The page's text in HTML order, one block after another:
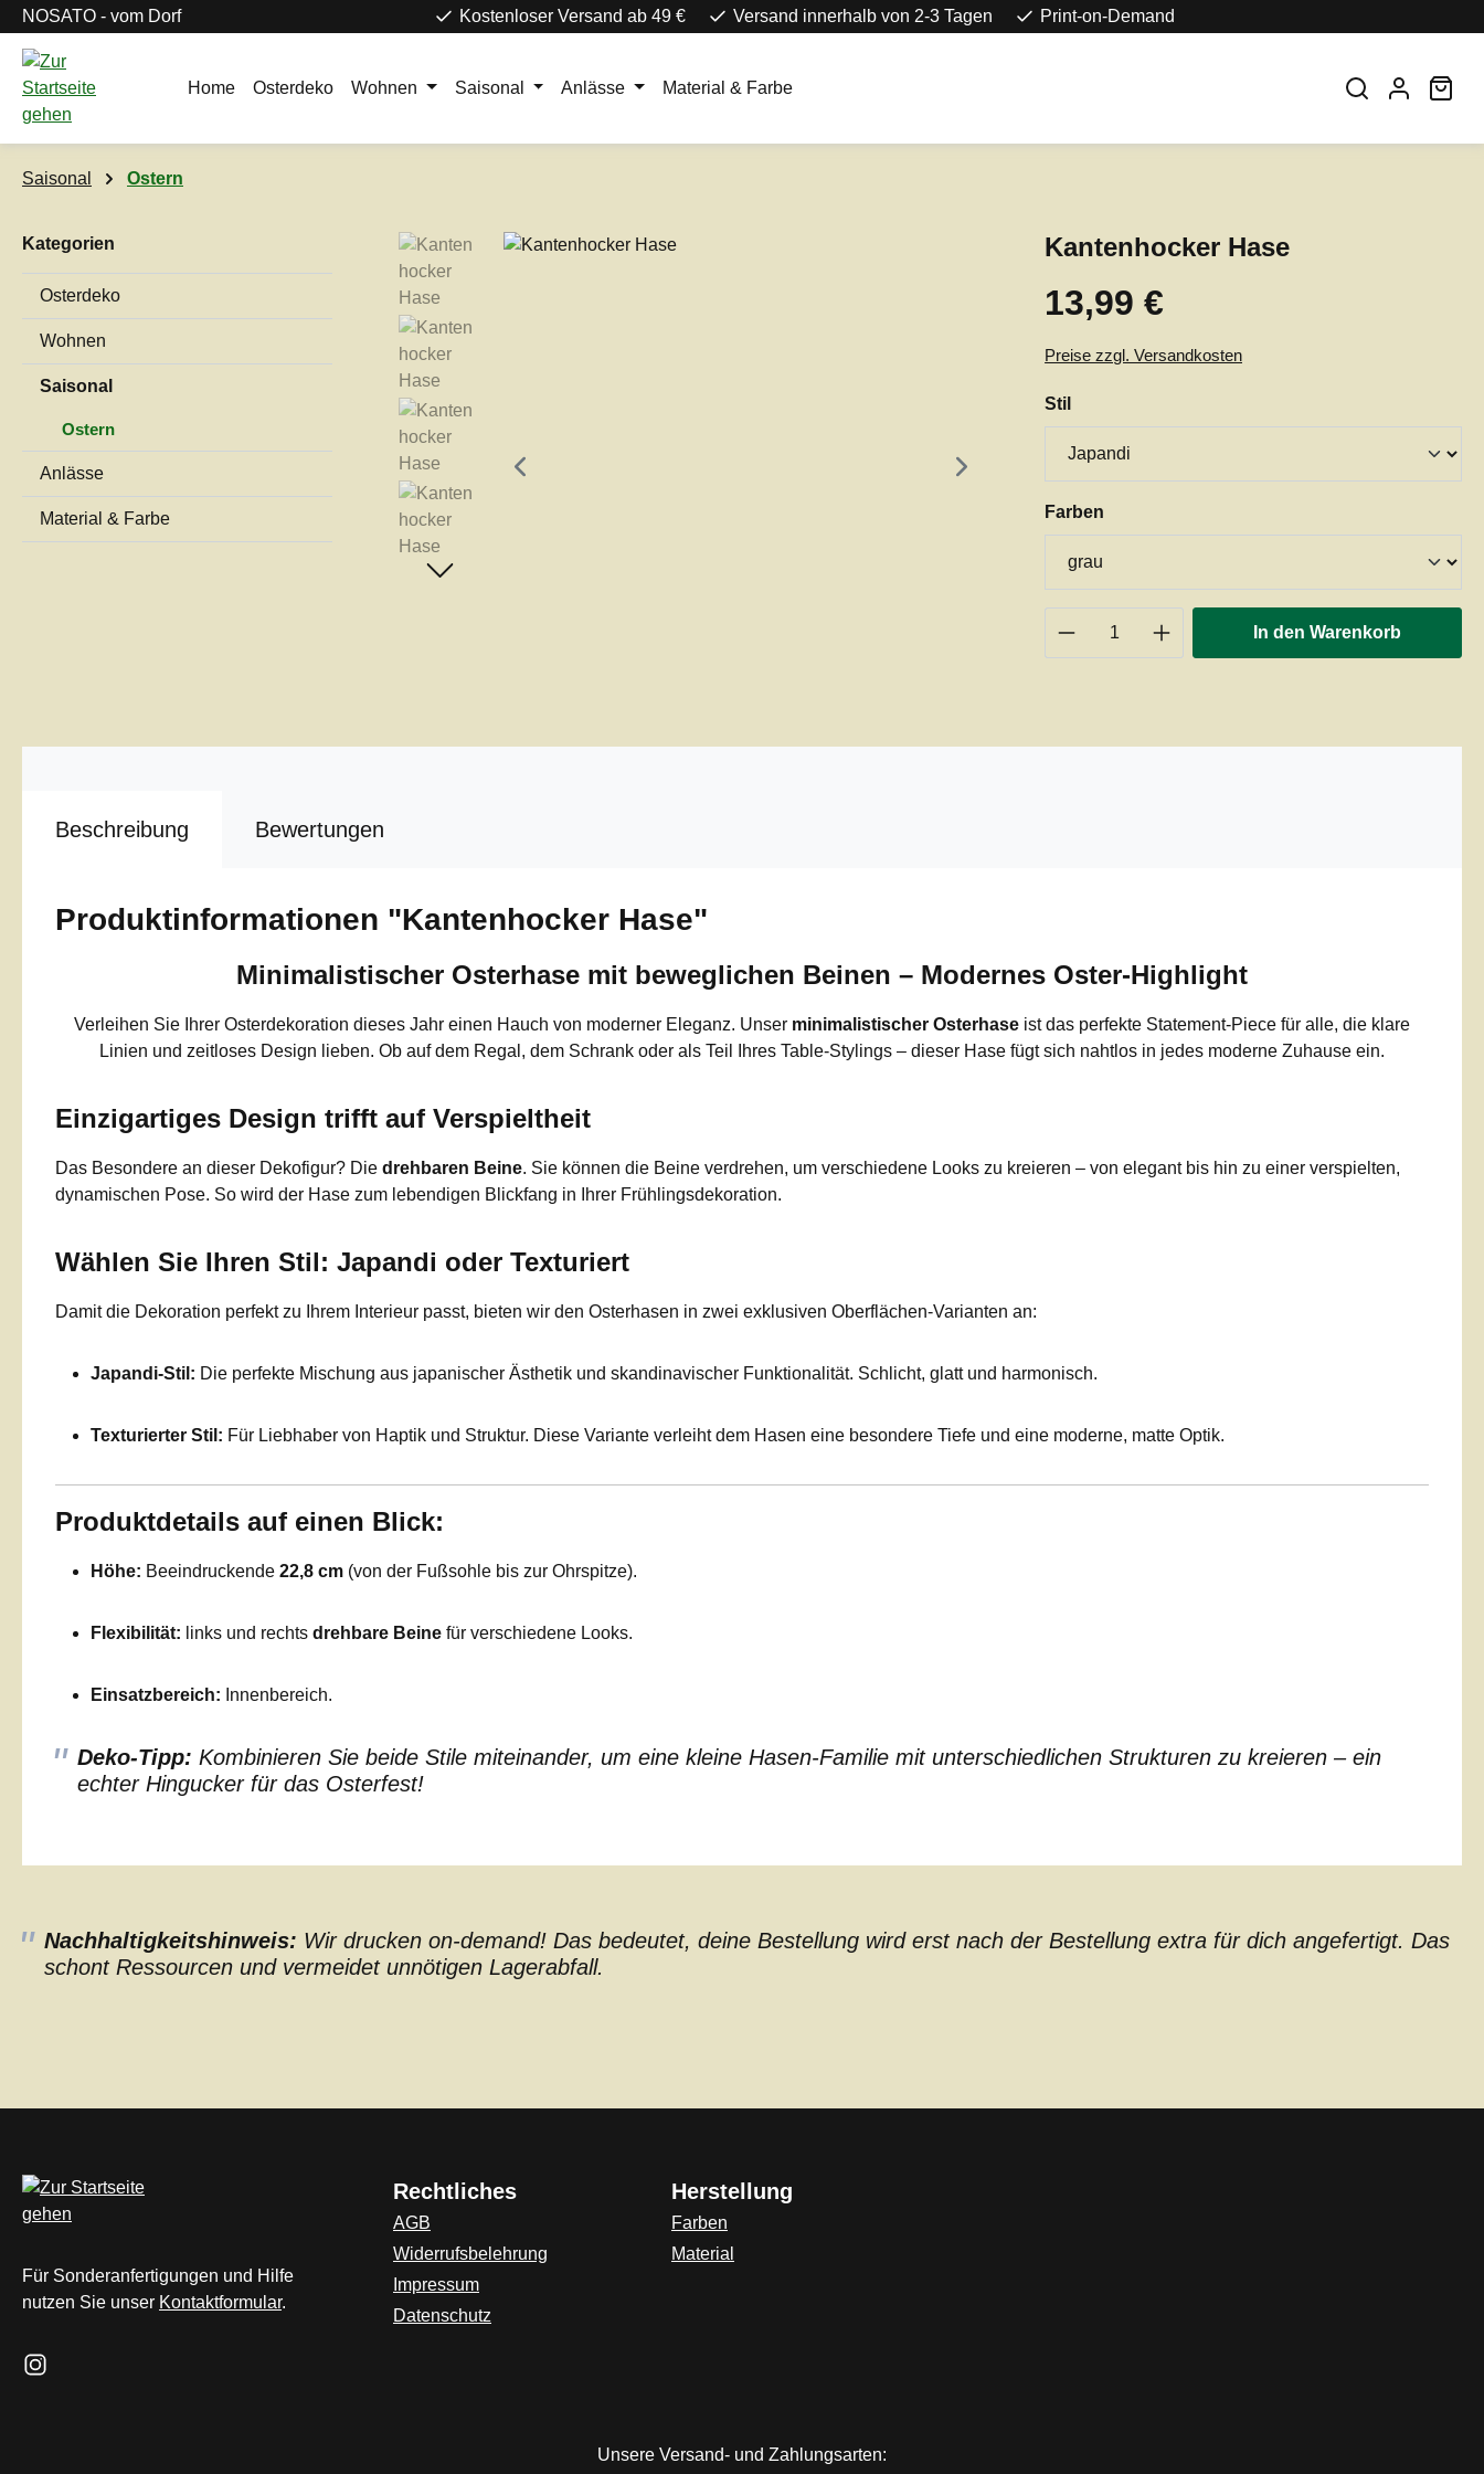
Hauptinhalt springen
Zur Suche springen
Zur Hauptnavigation springen
NOSATO - vom Dorf Kostenloser Versand ab 49 € Versand innerhalb von 2-3 Tagen Print-on-Demand
Home Osterdeko Wohnen Saisonal Anlässe Material & Farbe
Saisonal Ostern
Kategorien
Osterdeko
Wohnen
Saisonal
Ostern
Anlässe
Material & Farbe
Bildergalerie überspringen Kantenhocker Hase
Regulärer Preis:
13,99 €
Preise zzgl. Versandkosten
Stilauswählen
Farben
Produkt Anzahl: Gib den
In den Warenkorb
Beschreibung Bewertungen
Produktinformationen "Kantenhocker Hase"
Minimalistischer Osterhase mit beweglichen Beinen – Modernes Oster-Highlight
Verleihen Sie Ihrer Osterdekoration dieses Jahr einen Hauch von moderner Eleganz. Unser minimalistischer Osterhase ist das perfekte Statement-Piece für alle, die klare
Linien und zeitloses Design lieben. Ob auf dem Regal, dem Schrank oder als Teil Ihres Table-Stylings – dieser Hase fügt sich nahtlos in jedes moderne Zuhause ein.
Einzigartiges Design trifft auf Verspieltheit
Das Besondere an dieser Dekofigur? Die drehbaren Beine. Sie können die Beine verdrehen, um verschiedene Looks zu kreieren – von elegant bis hin zu einer verspielten,
dynamischen Pose. So wird der Hase zum lebendigen Blickfang in Ihrer Frühlingsdekoration.
Wählen Sie Ihren Stil: Japandi oder Texturiert
Damit die Dekoration perfekt zu Ihrem Interieur passt, bieten wir den Osterhasen in zwei exklusiven Oberflächen-Varianten an:
Japandi-Stil: Die perfekte Mischung aus japanischer Ästhetik und skandinavischer Funktionalität. Schlicht, glatt und harmonisch.
Texturierter Stil: Für Liebhaber von Haptik und Struktur. Diese Variante verleiht dem Hasen eine besondere Tiefe und eine moderne, matte Optik.
Produktdetails auf einen Blick:
Höhe: Beeindruckende 22,8 cm (von der Fußsohle bis zur Ohrspitze).
Flexibilität: links und rechts drehbare Beine für verschiedene Looks.
Einsatzbereich: Innenbereich.
Deko-Tipp: Kombinieren Sie beide Stile miteinander, um eine kleine Hasen-Familie mit unterschiedlichen Strukturen zu kreieren – ein
echter Hingucker für das Osterfest!
Nachhaltigkeitshinweis: Wir drucken on-demand! Das bedeutet, deine Bestellung wird erst nach der Bestellung extra für dich angefertigt. Das
schont Ressourcen und vermeidet unnötigen Lagerabfall.
Für Sonderanfertigungen und Hilfe
nutzen Sie unser Kontaktformular.
Schau auf Instagram vorbei – öffnet in neuem Tab (externer Link)
Rechtliches
AGB
Widerrufsbelehrung
Impressum
Datenschutz
Herstellung
Farben
Material
Unsere Versand- und Zahlungsarten: